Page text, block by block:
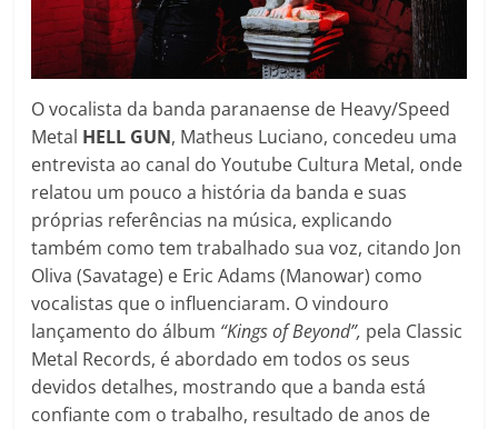
O vocalista da banda paranaense de Heavy/Speed
Metal HELL GUN, Matheus Luciano, concedeu uma
entrevista ao canal do Youtube Cultura Metal, onde
relatou um pouco a história da banda e suas
próprias referências na música, explicando
também como tem trabalhado sua voz, citando Jon
Oliva (Savatage) e Eric Adams (Manowar) como
vocalistas que o influenciaram. O vindouro
lançamento do álbum “Kings of Beyond”, pela Classic
Metal Records, é abordado em todos os seus
devidos detalhes, mostrando que a banda está
confiante com o trabalho, resultado de anos de